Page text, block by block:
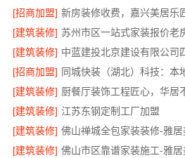
[招商加盟] 新房装修收费，嘉兴美居乐
[建筑装修] 苏州市区一站式家装报价老
[建筑装修]
[招商加盟]
[建筑装修] 厨餐厅装饰工程匠心，华居
[建筑装修] 江苏东钢定制工厂加盟
[建筑装修] 佛山禅城全包家装装修-雅居
[建筑装修] 佛山市区靠谱家装施工-雅居